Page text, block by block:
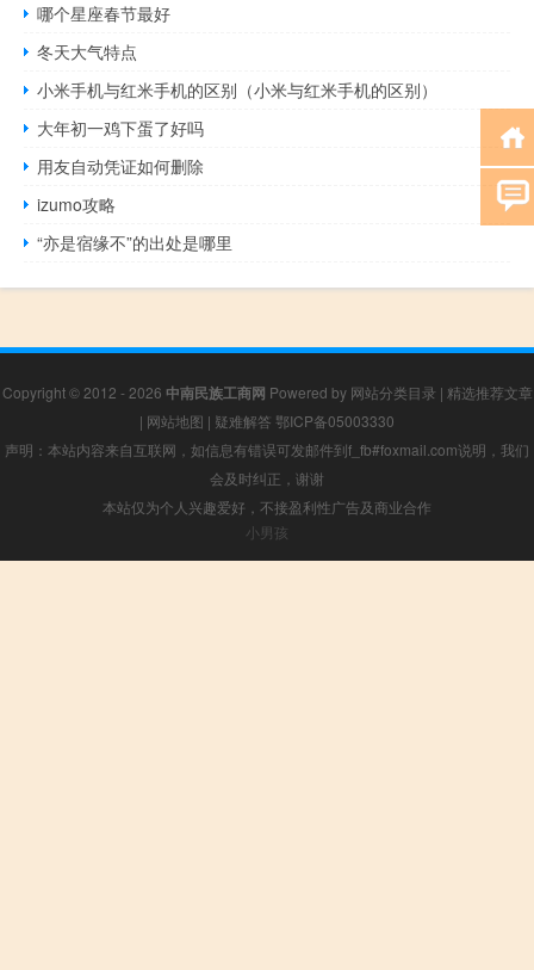
哪个星座春节最好
冬天大气特点
小米手机与红米手机的区别（小米与红米手机的区别）
大年初一鸡下蛋了好吗
用友自动凭证如何删除
izumo攻略
“亦是宿缘不”的出处是哪里
Copyright © 2012 - 2026 中南民族工商网 Powered by 网站分类目录 | 精选推荐文章
| 网站地图 | 疑难解答 鄂ICP备05003330
声明：本站内容来自互联网，如信息有错误可发邮件到f_fb#foxmail.com说明，我们
会及时纠正，谢谢
本站仅为个人兴趣爱好，不接盈利性广告及商业合作
小男孩